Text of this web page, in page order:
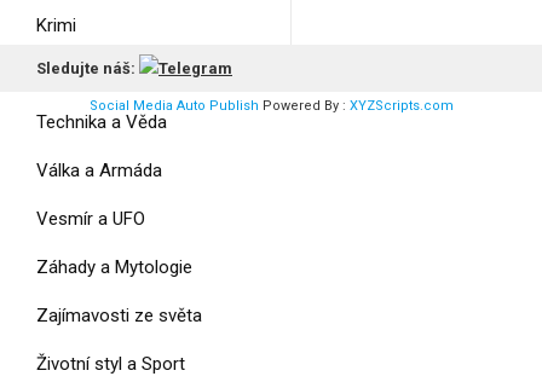
Krimi
Myšlení
Technika a Věda
Válka a Armáda
Vesmír a UFO
Záhady a Mytologie
Zajímavosti ze světa
Životní styl a Sport
Sledujte náš:
Social Media Auto Publish Powered By : XYZScripts.com